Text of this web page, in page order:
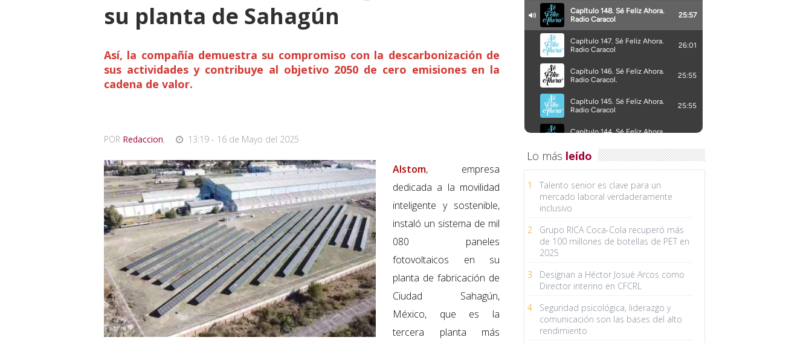
su planta de Sahagún
Así, la compañía demuestra su compromiso con la descarbonización de
sus actividades y contribuye al objetivo 2050 de cero emisiones en la
cadena de valor.
POR Redaccion, 13:19 - 16 de Mayo del 2025
Alstom, empresa
dedicada a la movilidad
inteligente y sostenible,
instaló un sistema de mil
080 paneles
fotovoltaicos en su
planta de fabricación de
Ciudad Sahagún,
México, que es la
tercera planta más
Lo más leído
1
Talento senior es clave para un
mercado laboral verdaderamente
inclusivo
2
Grupo RICA Coca-Cola recuperó más
de 100 millones de botellas de PET en
2025
3
Designan a Héctor Josué Arcos como
Director interino en CFCRL
4
Seguridad psicológica, liderazgo y
comunicación son las bases del alto
rendimiento